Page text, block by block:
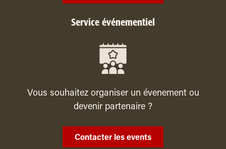
Service événementiel
Vous souhaitez organiser un évenement ou
devenir partenaire ?
Contacter les events